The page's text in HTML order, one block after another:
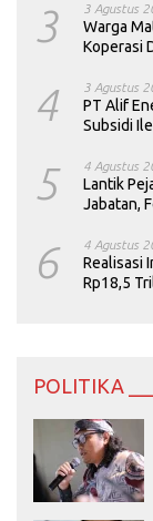
3 3 Agustus
Warga
Koperasi
4 3 Agustus
PT Alif
Subsidi
5 4 Agustus
Lantik
Jabatan,
6 4 Agustus
Realisasi
Rp18,5
POLITIKA